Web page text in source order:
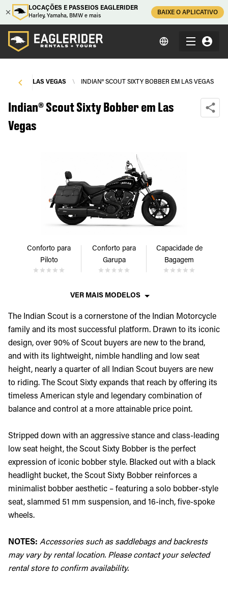
LOCAÇÕES E PASSEIOS EAGLERIDER
Harley, Yamaha, BMW e mais
BAIXE O APLICATIVO
LAS VEGAS \ INDIAN® SCOUT SIXTY BOBBER EM LAS VEGAS
Indian® Scout Sixty Bobber em Las
Vegas
Conforto para
Piloto
Conforto para
Garupa
Capacidade de
Bagagem
VER MAIS MODELOS
The Indian Scout is a cornerstone of the Indian Motorcycle
family and its most successful platform. Drawn to its iconic
design, over 90% of Scout buyers are new to the brand,
and with its lightweight, nimble handling and low seat
height, nearly a quarter of all Indian Scout buyers are new
to riding. The Scout Sixty expands that reach by offering its
timeless American style and legendary combination of
balance and control at a more attainable price point.
Stripped down with an aggressive stance and class-leading
low seat height, the Scout Sixty Bobber is the perfect
expression of iconic bobber style. Blacked out with a black
headlight bucket, the Scout Sixty Bobber reinforces a
minimalist bobber aesthetic – featuring a solo bobber-style
seat, slammed 51 mm suspension, and 16-inch, five-spoke
wheels.
NOTES: Accessories such as saddlebags and backrests
may vary by rental location. Please contact your selected
rental store to confirm availability.